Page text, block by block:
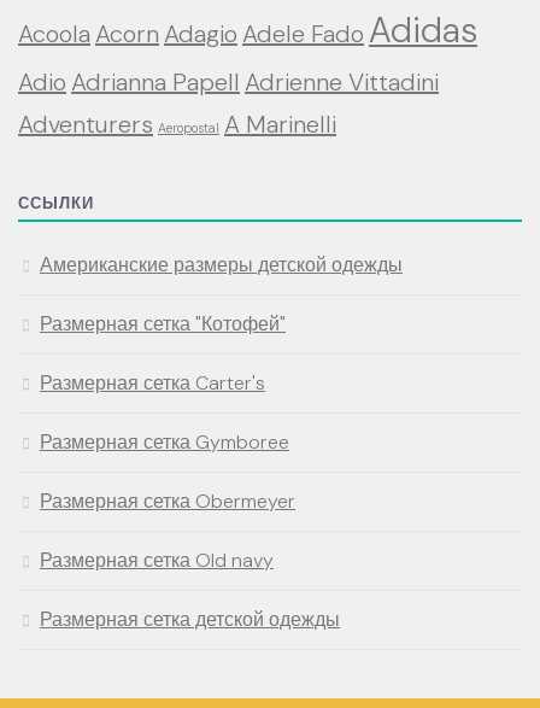
Acoola Acorn Adagio Adele Fado Adidas
Adio Adrianna Papell Adrienne Vittadini
Adventurers Aeropostal A Marinelli
ССЫЛКИ
Американские размеры детской одежды
Размерная сетка "Котофей"
Размерная сетка Carter's
Размерная сетка Gymboree
Размерная сетка Obermeyer
Размерная сетка Old navy
Размерная сетка детской одежды